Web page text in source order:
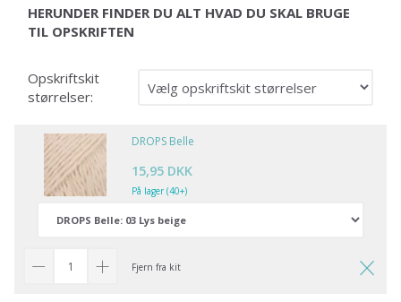
HERUNDER FINDER DU ALT HVAD DU SKAL BRUGE
TIL OPSKRIFTEN
Opskriftskit
størrelser:
DROPS Belle
15,95 DKK
På lager (40+)
Fjern fra kit